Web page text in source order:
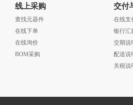
线上采购
查找元器件
在线下单
在线询价
BOM采购
交付
在线支
银行汇
交期说
配送说
关税说